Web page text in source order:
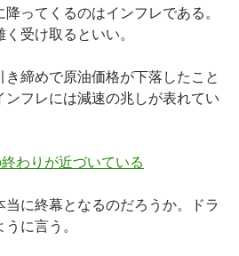
ってくるのはインフレである。
受け取るといい。
締めで原油価格が下落したこと
フレには減速の兆しが表れてい
わりが近づいている
に終幕となるのだろうか。ドラ
に言う。